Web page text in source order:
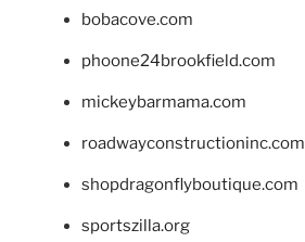
bobacove.com
phoone24brookfield.com
mickeybarmama.com
roadwayconstructioninc.com
shopdragonflyboutique.com
sportszilla.org